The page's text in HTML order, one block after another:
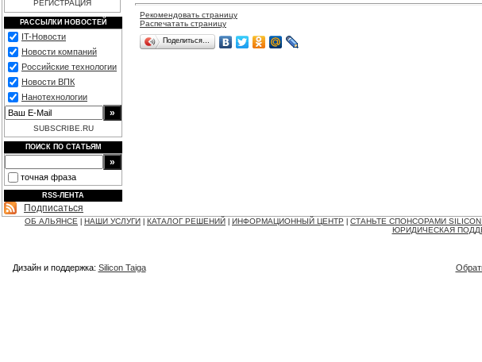
РЕГИСТРАЦИЯ
РАССЫЛКИ НОВОСТЕЙ
IT-Новости
Новости компаний
Российские технологии
Новости ВПК
Нанотехнологии
SUBSCRIBE.RU
ПОИСК ПО СТАТЬЯМ
точная фраза
RSS-ЛЕНТА
Подписаться
Рекомендовать страницу
Распечатать страницу
Поделиться…
ОБ АЛЬЯНСЕ НАШИ УСЛУГИ КАТАЛОГ РЕШЕНИЙ ИНФОРМАЦИОННЫЙ ЦЕНТР СТАНЬТЕ СПОНСОРАМИ SILICON
ЮРИДИЧЕСКАЯ
Дизайн и поддержка: Silicon Taiga